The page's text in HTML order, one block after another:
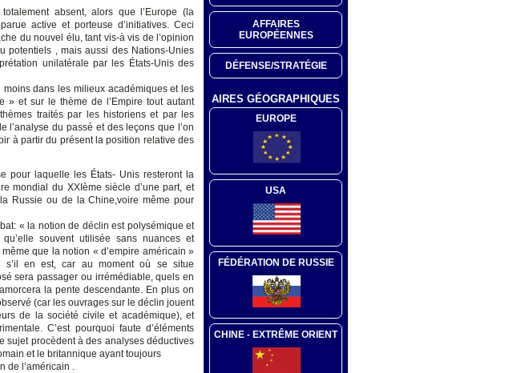
absent, alors que l’Europe (la
active et porteuse d’initiatives. Ceci
du nouvel élu, tant vis-à vis de l’opinion
potentiels , mais aussi des Nations-Unies
unilatérale par les États-Unis des
dans les milieux académiques et les
» et sur le thème de l’Empire tout autant
traités par les historiens et par les
l’analyse du passé et des leçons que l’on
à partir du présent la position relative des
pour laquelle les États- Unis resteront la
mondial du XXIème siècle d’une part, et
Russie ou de la Chine,voire même pour
« la notion de déclin est polysémique et
souvent utilisée sans nuances et
que la notion « d’empire américain »
s’il en est, car au moment où se situe
sera passager ou irrémédiable, quels en
la pente descendante. En plus on
(car les ouvrages sur le déclin jouent
de la société civile et académique), et
C’est pourquoi faute d’éléments
sujet procèdent à des analyses déductives
et le britannique ayant toujours
de l’américain .
AFFAIRES
EUROPÉENNES
DÉFENSE/STRATÉGIE
AIRES GÉOGRAPHIQUES
EUROPE
USA
FÉDÉRATION DE RUSSIE
CHINE - EXTRÊME ORIENT